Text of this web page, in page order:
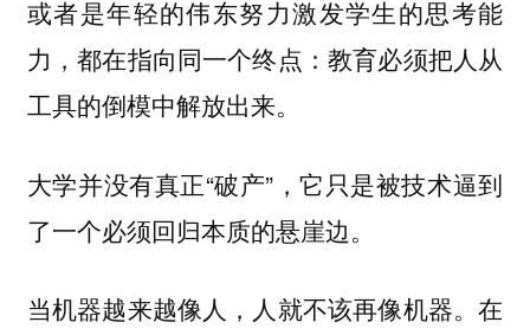
或者是年轻的伟东努力激发学生的思考能
力，都在指向同一个终点：教育必须把人从
工具的倒模中解放出来。
大学并没有真正“破产”，它只是被技术逼到
了一个必须回归本质的悬崖边。
当机器越来越像人，人就不该再像机器。在